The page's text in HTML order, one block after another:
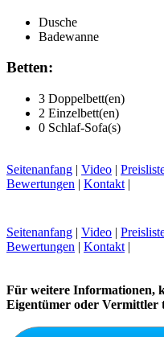
Dusche
Badewanne
Betten:
3 Doppelbett(en)
2 Einzelbett(en)
0 Schlaf-Sofa(s)
Seitenanfang | Video |
Bewertungen | Kontakt |
Seitenanfang | Video |
Bewertungen | Kontakt |
Für weitere Informationen,
Eigentümer oder Vermittler